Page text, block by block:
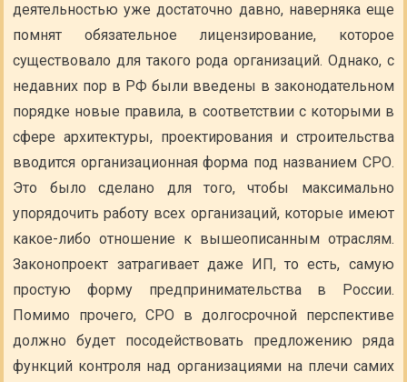
деятельностью уже достаточно давно, наверняка еще
помнят обязательное лицензирование, которое
существовало для такого рода организаций. Однако, с
недавних пор в РФ были введены в законодательном
порядке новые правила, в соответствии с которыми в
сфере архитектуры, проектирования и строительства
вводится организационная форма под названием СРО.
Это было сделано для того, чтобы максимально
упорядочить работу всех организаций, которые имеют
какое-либо отношение к вышеописанным отраслям.
Законопроект затрагивает даже ИП, то есть, самую
простую форму предпринимательства в России.
Помимо прочего, СРО в долгосрочной перспективе
должно будет посодействовать предложению ряда
функций контроля над организациями на плечи самих